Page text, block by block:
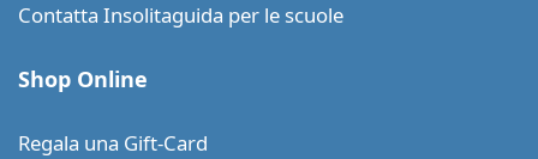
Contatta Insolitaguida per le scuole
Shop Online
Regala una Gift-Card